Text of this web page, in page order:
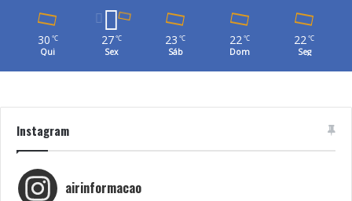
30 ℃
Qui
27 ℃
Sex
23 ℃
Sáb
22℃
Dom
22℃
Seg
Instagram
airinformacao